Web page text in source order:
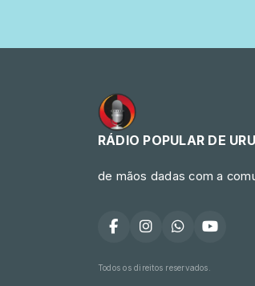
RÁDIO POPULAR DE
de mãos dadas com a
Todos os direitos reservados.